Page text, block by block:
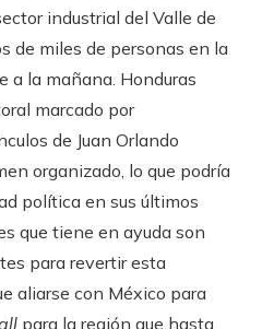
industrial del Valle de
de miles de personas en la
a la mañana. Honduras
marcado por
de Juan Orlando
organizado, lo que podría
política en sus últimos
que tiene en ayuda son
para revertir esta
aliarse con México para
para la región que hasta